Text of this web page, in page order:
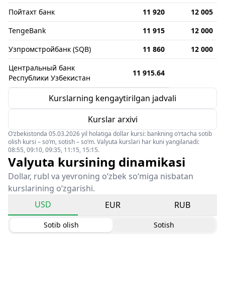
Пойтахт банк
11 920
12 005
TengeBank
11 915
12 000
Узпромстройбанк (SQB)
11 860
12 000
Центральный банк
Республики Узбекистан
11 915.64
Kurslarning kengaytirilgan jadvali
Kurslar arxivi
O‘zbekistonda 05.03.2026 yil holatiga dollar kursi: bankning o‘rtacha sotib
olish kursi – so‘m, sotish – so‘m. Valyuta kurslari har kuni yangilanadi:
08:55, 09:10, 09:35, 11:15, 15:15.
Valyuta kursining dinamikasi
Dollar, rubl va yevroning o‘zbek so‘miga nisbatan
kurslarining o‘zgarishi.
USD
EUR RUB
Sotib olish Sotish